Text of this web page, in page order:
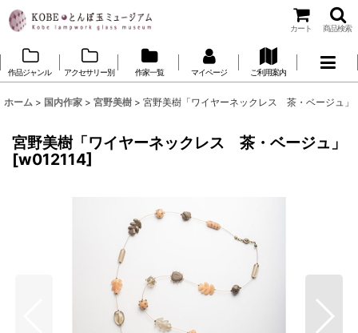
カート 商品検索
作品ジャンル アクセサリー別 作家一覧 マイページ ご利用案内
ホーム > 国内作家 > 宮野美樹 > 宮野美樹「ワイヤーネックレス 茶・ベージュ」
宮野美樹「ワイヤーネックレス 茶・ベージュ」
[w012114]